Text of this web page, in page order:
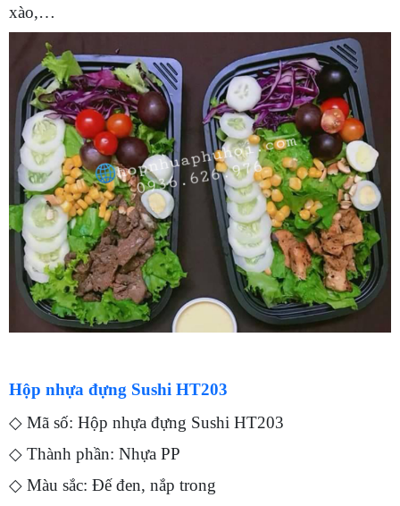
xào,…
Hộp nhựa đựng Sushi HT203
◇ Mã số: Hộp nhựa đựng Sushi HT203
◇ Thành phần: Nhựa PP
◇ Màu sắc: Đế đen, nắp trong